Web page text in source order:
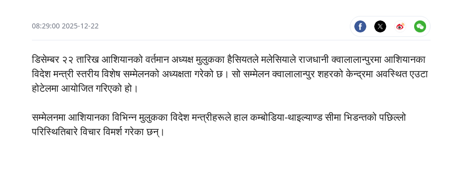
08:29:00 2025-12-22
डिसेम्बर २२ तारिख आशियानको वर्तमान अध्यक्ष मुलुकका हैसियतले मलेसियाले राजधानी क्वालालान्पुरमा आशियानका
विदेश मन्त्री स्तरीय विशेष सम्मेलनको अध्यक्षता गरेको छ। सो सम्मेलन क्वालालान्पुर शहरको केन्द्रमा अवस्थित एउटा
होटेलमा आयोजित गरिएको हो।
सम्मेलनमा आशियानका विभिन्न मुलुकका विदेश मन्त्रीहरूले हाल कम्बोडिया-थाइल्याण्ड सीमा भिडन्तको पछिल्लो
परिस्थितिबारे विचार विमर्श गरेका छन्।